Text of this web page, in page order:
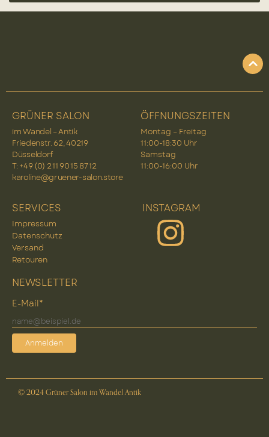
GRÜNER SALON
im Wandel – Antik
Friedenstr. 62, 40219
Düsseldorf
T: +49 (0) 2 11 90 15 87 12
karoline@gruener-salon.store
ÖFFNUNGSZEITEN
Montag – Freitag
11:00-18:30 Uhr
Samstag
11:00-16:00 Uhr
SERVICES
Impressum
Datenschutz
Versand
Retouren
INSTAGRAM
NEWSLETTER
E-Mail*
Anmelden
© 2024 Grüner Salon im Wandel Antik